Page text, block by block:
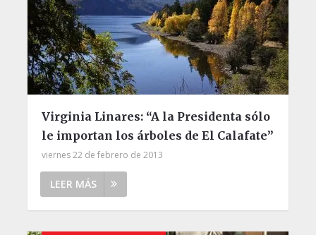
Virginia Linares: “A la Presidenta sólo
le importan los árboles de El Calafate”
viernes 22 de febrero de 2013
LEER MÁS